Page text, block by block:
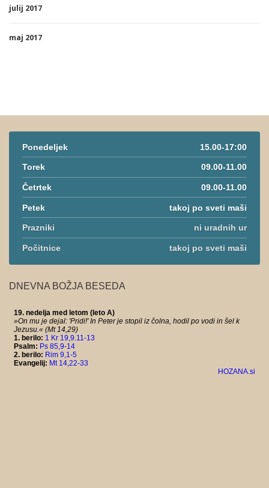
julij 2017
maj 2017
Ponedeljek 15.00-17:00
Torek 09.00-11.00
Četrtek 09.00-11.00
Petek takoj po sveti maši
Prazniki ni uradnih ur
Počitnice takoj po sveti maši
DNEVNA BOŽJA BESEDA